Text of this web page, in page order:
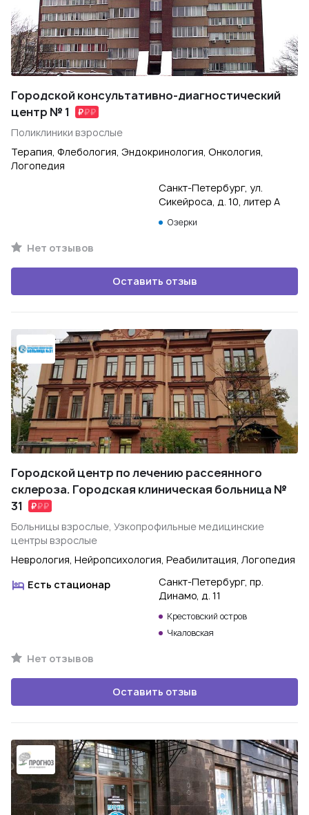
Городской консультативно-диагностический
центр № 1
Поликлиники взрослые
Терапия, Флебология, Эндокринология, Онкология,
Логопедия
Санкт-Петербург, ул.
Сикейроса, д. 10, литер А
Озерки
Нет отзывов
Оставить отзыв
Городской центр по лечению рассеянного
склероза. Городская клиническая больница №
31
Больницы взрослые, Узкопрофильные медицинские
центры взрослые
Неврология, Нейропсихология, Реабилитация, Логопедия
Есть стационар
Санкт-Петербург, пр.
Динамо, д. 11
Крестовский остров
Чкаловская
Нет отзывов
Оставить отзыв